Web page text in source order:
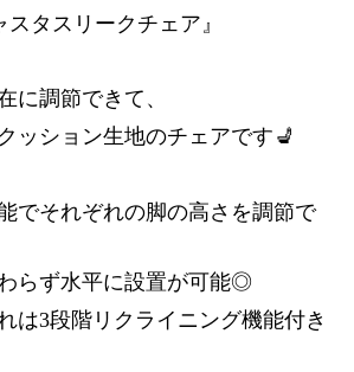
スタスリークチェア』
に調節できて、
ッション生地のチェアです💺
でそれぞれの脚の高さを調節で
らず水平に設置が可能◎
は3段階リクライニング機能付き